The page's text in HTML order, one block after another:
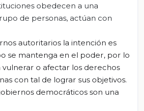
obedecen a una
de personas, actúan con
autoritarios la intención es
se mantenga en el poder, por lo
o afectar los derechos
con tal de lograr sus objetivos.
democráticos son una